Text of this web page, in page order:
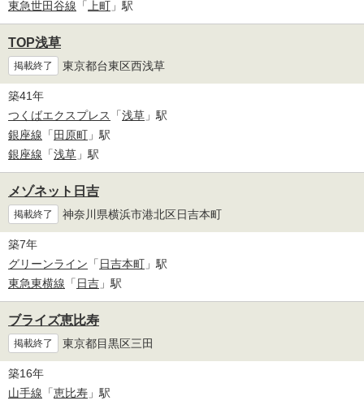
東急世田谷線 「上町 」駅
TOP浅草
掲載終了 東京都台東区西浅草
築41年
つくばエクスプレス
「浅草 」駅
銀座線 「 田原町 」駅
銀座線 「浅草 」駅
メゾネット日吉
掲載終了 神奈川県横浜市港北区日吉本町
築7年
グリーンライン 「 日吉本町 」駅
東急東横線 「 日吉 」駅
ブライズ恵比寿
掲載終了 東京都目黒区三田
築16年
山手線 「恵比寿 」駅